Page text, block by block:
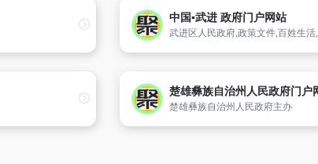
中国▪武进 政府门户网站
楚雄彝族自治州人民政府门户
楚雄彝族自治州人民政府主办